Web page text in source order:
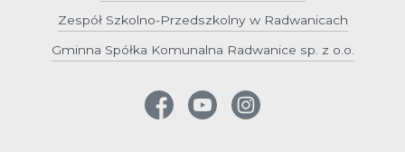
Zespół Szkolno-Przedszkolny w Radwanicach
Gminna Spółka Komunalna Radwanice sp. z o.o.